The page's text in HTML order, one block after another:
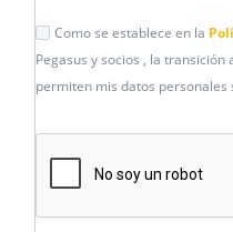
Como se establece en la
Pegasus y socios , la
permiten mis datos personales